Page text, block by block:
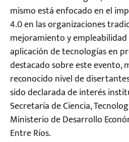
mismo está enfocado en el
4.0 en las organizaciones
mejoramiento y empleabilidad
aplicación de tecnologías en
destacado sobre este evento,
reconocido nivel de
sido declarada de interés
Secretaría de Ciencia,
Ministerio de Desarrollo
Entre Ríos.